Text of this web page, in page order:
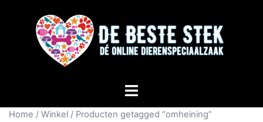
Home / Winkel / Producten getagged “omheining”